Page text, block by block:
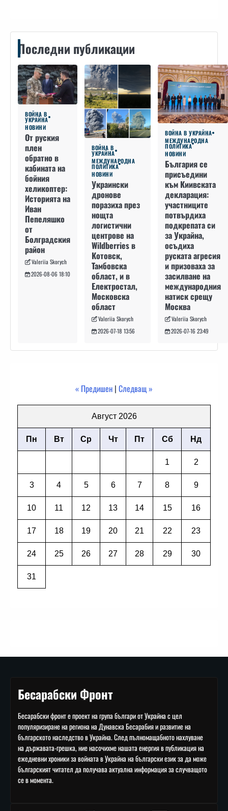
Последни публикации
ВОЙНА В
УКРАЙНА
НОВИНИ
От руския
плен
обратно в
кабината на
бойния
хеликоптер:
Историята на
Иван
Пепеляшко
от
Болградския
район
Valeriia Skorych
2026-08-06 18:10
ВОЙНА В
УКРАЙНА
МЕЖДУНАРОДНА
ПОЛИТИКА
НОВИНИ
Украински
дронове
поразиха през
нощта
логистични
центрове на
Wildberries в
Котовск,
Тамбовска
област, и в
Електростал,
Московска
област
Valeriia Skorych
2026-07-18 13:56
ВОЙНА В УКРАЙНА
МЕЖДУНАРОДНА
ПОЛИТИКА
НОВИНИ
България се
присъедини
към Киивската
декларация:
участниците
потвърдиха
подкрепата си
за Украйна,
осъдиха
руската агресия
и призоваха за
засилване на
международния
натиск срещу
Москва
Valeriia Skorych
2026-07-16 23:49
« Предишен | Следващ »
Август 2026
Пн Вт Ср Чт Пт Сб Нд
1 2
3 4 5 6 7 8 9
10 11 12 13 14 15 16
17 18 19 20 21 22 23
24 25 26 27 28 29 30
31
Бесарабски Фронт
Бесарабски фронт е проект на група българи от Украйна с цел
популяризиране на региона на Дунавска Бесарабия и развитие на
българското наследство в Украйна. След пълномащабното нахлуване
на държавата-грешка, ние насочихме нашата енергия в публикация на
ежедневни хроники за войната в Украйна на български език за да може
българският читател да получава актуална информация за случващото
се в момента.